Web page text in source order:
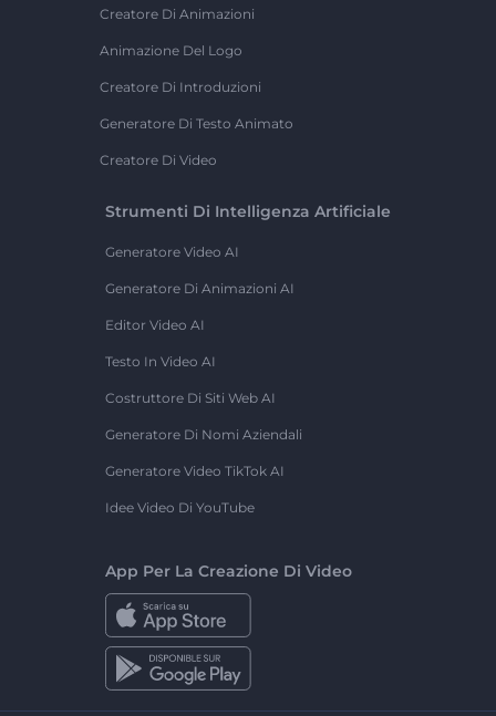
Creatore Di Animazioni
Animazione Del Logo
Creatore Di Introduzioni
Generatore Di Testo Animato
Creatore Di Video
Strumenti Di Intelligenza Artificiale
Generatore Video AI
Generatore Di Animazioni AI
Editor Video AI
Testo In Video AI
Costruttore Di Siti Web AI
Generatore Di Nomi Aziendali
Generatore Video TikTok AI
Idee Video Di YouTube
App Per La Creazione Di Video